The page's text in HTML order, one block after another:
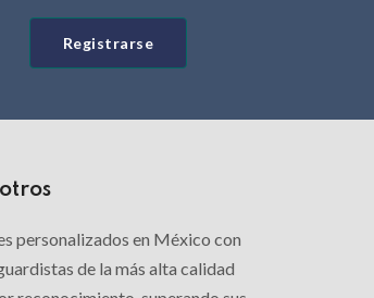
Registrarse
personalizados en México con
de la más alta calidad